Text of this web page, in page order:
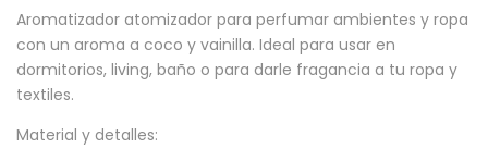
Aromatizador atomizador para perfumar ambientes y ropa
con un aroma a coco y vainilla. Ideal para usar en
dormitorios, living, baño o para darle fragancia a tu ropa y
textiles.
Material y detalles: